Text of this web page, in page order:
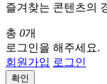
즐겨찾는 콘텐츠의
총 0개
로그인을 해주세요.
회원가입 로그인
확인